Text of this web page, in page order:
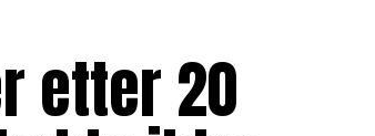
etter 20